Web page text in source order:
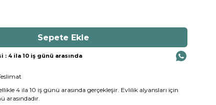
: 4 ila 10 iş günü arasında
4 ila 10 iş günü arasında gerçekleşir. Evlilik alyansları için
arasındadır.